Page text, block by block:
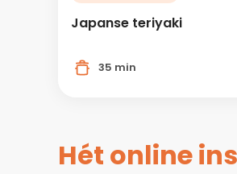
Japanse teriyaki
35 min
Hét online